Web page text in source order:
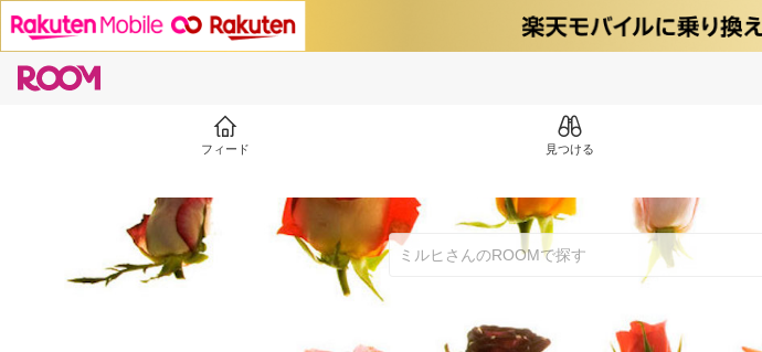
フィード 見つける